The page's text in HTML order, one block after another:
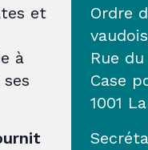
et
à
Ordre
vaudois
Rue
Case
1001